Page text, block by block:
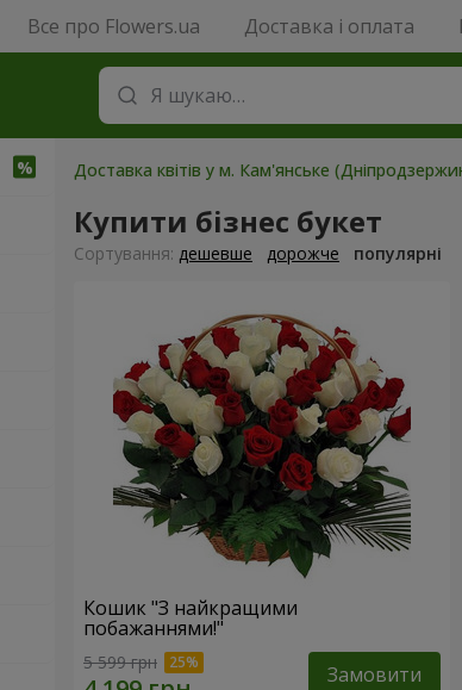
Все про Flowers.ua Доставка і оплата
Доставка квітів у м. Кам'янське
Купити бізнес букет
Сортування: дешевше дорожче популярні
Кошик "З найкращими
побажаннями!"
5 599 грн Замовити